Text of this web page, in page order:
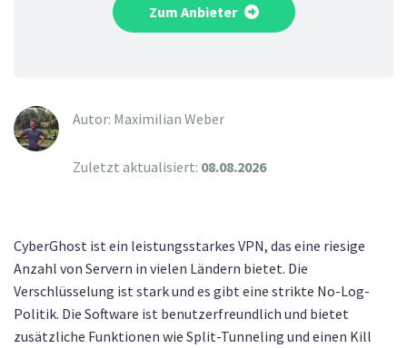
Zum Anbieter
Autor: Maximilian Weber
Zuletzt aktualisiert: 08.08.2026
CyberGhost ist ein leistungsstarkes VPN, das eine riesige
Anzahl von Servern in vielen Ländern bietet. Die
Verschlüsselung ist stark und es gibt eine strikte No-Log-
Politik. Die Software ist benutzerfreundlich und bietet
zusätzliche Funktionen wie Split-Tunneling und einen Kill